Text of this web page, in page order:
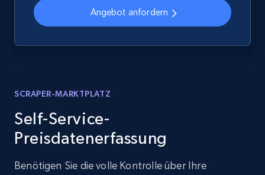
Angebot anfordern
SCRAPER-MARKTPLATZ
Self-Service-
Preisdatenerfassung
Benötigen Sie die volle Kontrolle über Ihre